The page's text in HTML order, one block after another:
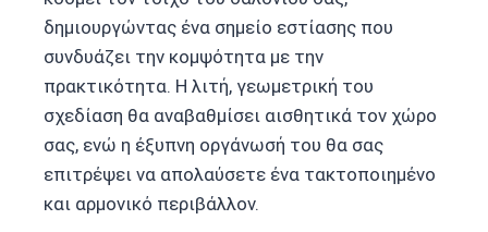
δημιουργώντας ένα σημείο εστίασης που
συνδυάζει την κομψότητα με την
πρακτικότητα. Η λιτή, γεωμετρική του
σχεδίαση θα αναβαθμίσει αισθητικά τον χώρο
σας, ενώ η έξυπνη οργάνωσή του θα σας
επιτρέψει να απολαύσετε ένα τακτοποιημένο
και αρμονικό περιβάλλον.